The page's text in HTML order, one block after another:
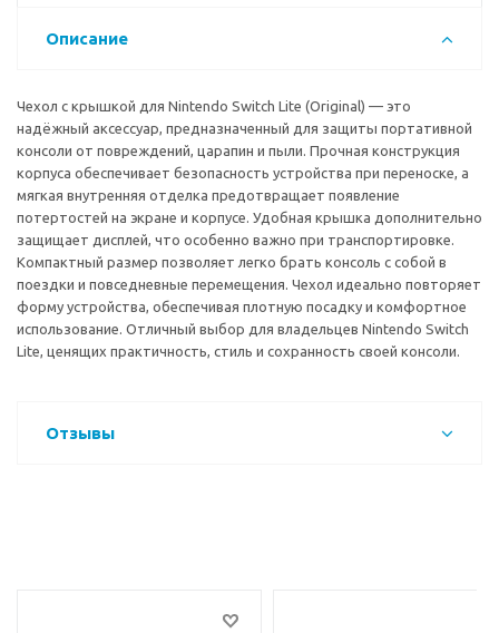
Описание
Чехол с крышкой для Nintendo Switch Lite (Original) — это
надёжный аксессуар, предназначенный для защиты портативной
консоли от повреждений, царапин и пыли. Прочная конструкция
корпуса обеспечивает безопасность устройства при переноске, а
мягкая внутренняя отделка предотвращает появление
потертостей на экране и корпусе. Удобная крышка дополнительно
защищает дисплей, что особенно важно при транспортировке.
Компактный размер позволяет легко брать консоль с собой в
поездки и повседневные перемещения. Чехол идеально повторяет
форму устройства, обеспечивая плотную посадку и комфортное
использование. Отличный выбор для владельцев Nintendo Switch
Lite, ценящих практичность, стиль и сохранность своей консоли.
Отзывы